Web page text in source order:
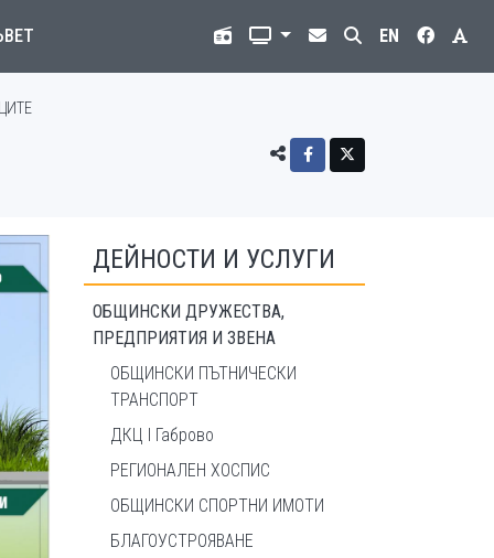
EN
ДЕЙНОСТИ И УСЛУГИ
ОБЩИНСКИ ДРУЖЕСТВА,
ПРЕДПРИЯТИЯ И ЗВЕНА
ОБЩИНСКИ ПЪТНИЧЕСКИ
ТРАНСПОРТ
ДКЦ I Габрово
РЕГИОНАЛЕН ХОСПИС
ОБЩИНСКИ СПОРТНИ ИМОТИ
БЛАГОУСТРОЯВАНЕ